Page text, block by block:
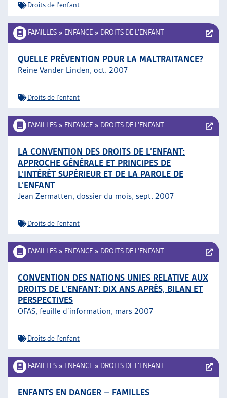
Droits de l'enfant
FAMILLES » ENFANCE » DROITS DE L’ENFANT
QUELLE PRÉVENTION POUR LA MALTRAITANCE?
Reine Vander Linden, oct. 2007
Droits de l'enfant
FAMILLES » ENFANCE » DROITS DE L’ENFANT
LA CONVENTION DES DROITS DE L’ENFANT:
APPROCHE GÉNÉRALE ET PRINCIPES DE
L’INTÉRÊT SUPÉRIEUR ET DE LA PAROLE DE
L’ENFANT
Jean Zermatten, dossier du mois, sept. 2007
Droits de l'enfant
FAMILLES » ENFANCE » DROITS DE L’ENFANT
CONVENTION DES NATIONS UNIES RELATIVE AUX
DROITS DE L’ENFANT: DIX ANS APRÈS, BILAN ET
PERSPECTIVES
OFAS, feuille d’information, mars 2007
Droits de l'enfant
FAMILLES » ENFANCE » DROITS DE L’ENFANT
ENFANTS EN DANGER – FAMILLES